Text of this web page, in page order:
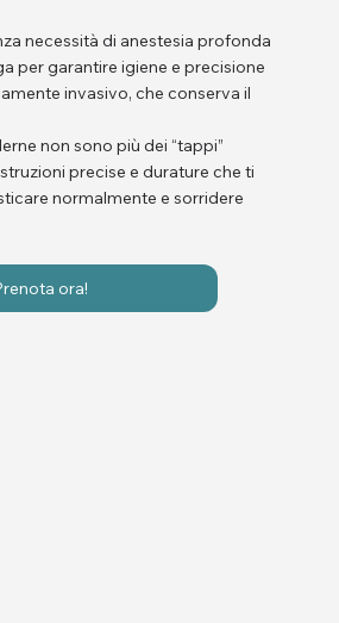
necessità di anestesia profonda
per garantire igiene e precisione
invasivo, che conserva il
non sono più dei “tappi”
precise e durature che ti
normalmente e sorridere
ora!